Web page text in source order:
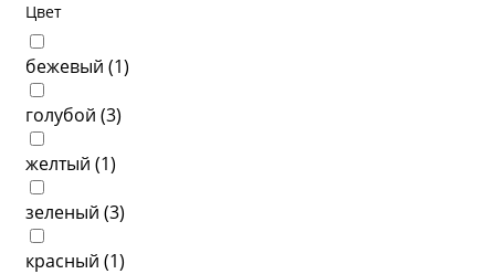
Цвет
бежевый (1)
голубой (3)
желтый (1)
зеленый (3)
красный (1)